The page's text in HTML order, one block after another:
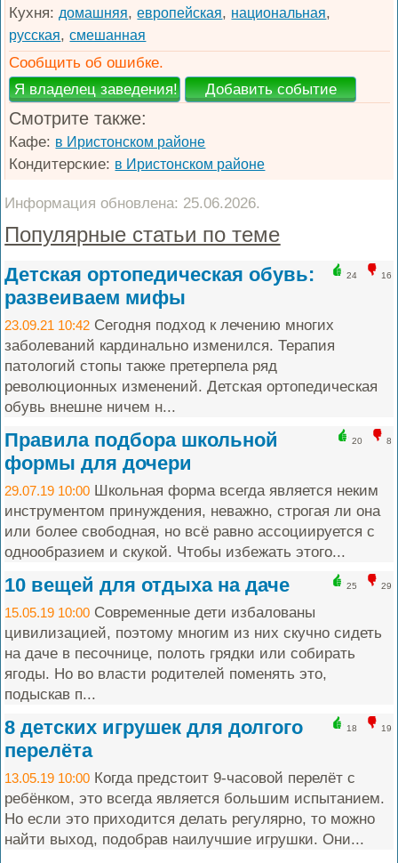
Кухня:домашняя,европейская, национальная,
русская,смешанная
Сообщить об ошибке.
Смотрите также:
Кафе: в Иристонском районе
Кондитерские: в Иристонском районе
Информация обновлена: 25.06.2026.
Популярные статьи по теме
24 16
Детская ортопедическая обувь:
развеиваем мифы
23.09.21 10:42 Сегодня подход к лечению многих
заболеваний кардинально изменился. Терапия
патологий стопы также претерпела ряд
революционных изменений. Детская ортопедическая
обувь внешне ничем н...
20 8
Правила подбора школьной
формы для дочери
29.07.19 10:00 Школьная форма всегда является неким
инструментом принуждения, неважно, строгая ли она
или более свободная, но всё равно ассоциируется с
однообразием и скукой. Чтобы избежать этого...
25 29
10 вещей для отдыха на даче
15.05.19 10:00 Современные дети избалованы
цивилизацией, поэтому многим из них скучно сидеть
на даче в песочнице, полоть грядки или собирать
ягоды. Но во власти родителей поменять это,
подыскав п...
18 19
8 детских игрушек для долгого
перелёта
13.05.19 10:00 Когда предстоит 9-часовой перелёт с
ребёнком, это всегда является большим испытанием.
Но если это приходится делать регулярно, то можно
найти выход, подобрав наилучшие игрушки. Они...